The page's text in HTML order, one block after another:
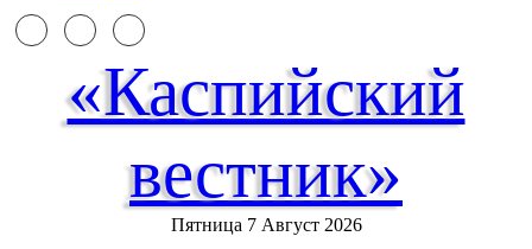
«Каспийский
вестник»
Пятница 7 Август 2026